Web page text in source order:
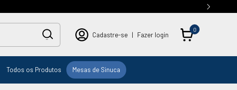
Cadastre-se | Fazer login
0
Todos os Produtos Mesas de Sinuca